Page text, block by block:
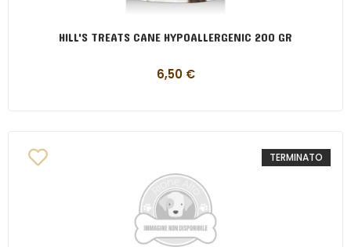
HILL'S TREATS CANE HYPOALLERGENIC 200 GR
6,50 €
TERMINATO